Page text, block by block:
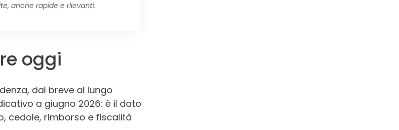
anche rapide e rilevanti.
oggi
dal breve al lungo
a giugno 2026: è il dato
cedole, rimborso e fiscalità